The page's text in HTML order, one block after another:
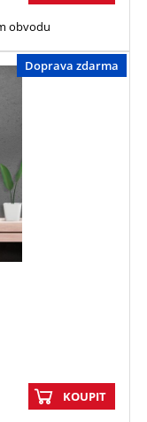
obvodu
Doprava zdarma
KOUPIT